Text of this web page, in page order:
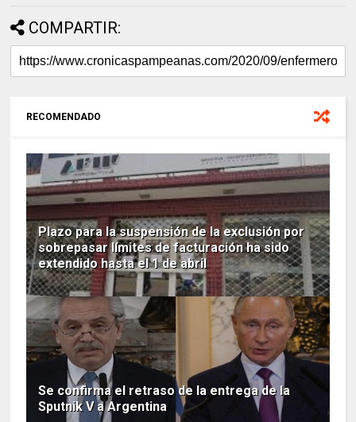
COMPARTIR:
RECOMENDADO
Plazo para la suspensión de la exclusión por
sobrepasar límites de facturación ha sido
extendido hasta el 1 de abril
Se confirma el retraso de la entrega de la
Sputnik V a Argentina